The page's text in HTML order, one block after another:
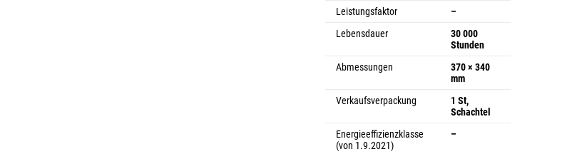
Leistungsfaktor
–
Lebensdauer
30 000
Stunden
Abmessungen
370 × 340
mm
Verkaufsverpackung
1 St,
Schachtel
Energieeffizienzklasse
(von 1.9.2021)
–